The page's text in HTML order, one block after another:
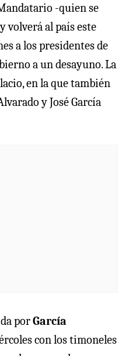
-quien se
volverá al país este
a los presidentes de
a un desayuno. La
en la que también
y José García
porGarcía
con los timoneles